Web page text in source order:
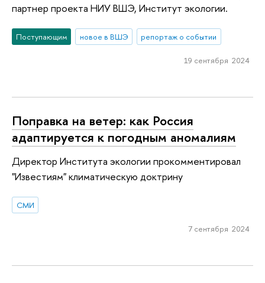
партнер проекта НИУ ВШЭ, Институт экологии.
Поступающим новое в ВШЭ репортаж о событии
19 сентября 2024
Поправка на ветер: как Россия
адаптируется к погодным аномалиям
Директор Института экологии прокомментировал
"Известиям" климатическую доктрину
СМИ
7 сентября 2024